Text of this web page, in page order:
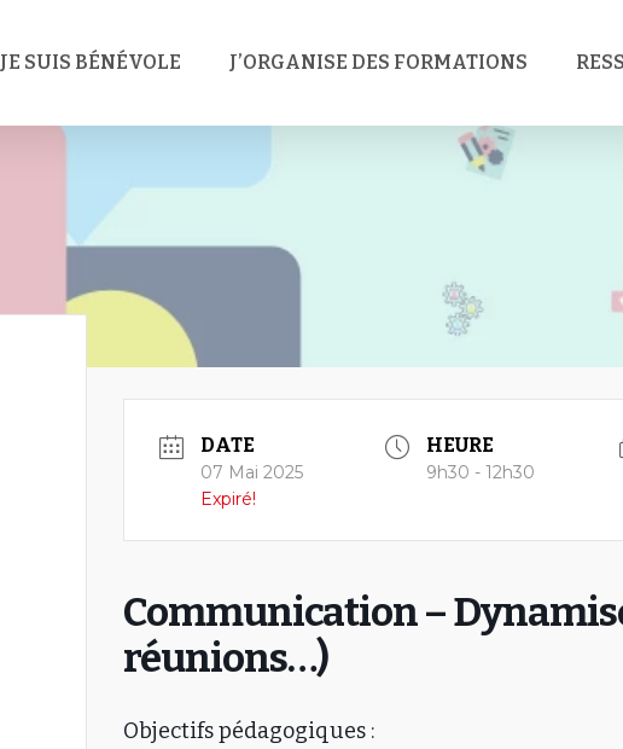
JE SUIS BÉNÉVOLE J’ORGANISE DES FORMATIONS
DATE
07 Mai 2025
Expiré!
HEURE
9h30 - 12h30
Communication –
réunions…)
Objectifs pédagogiques :